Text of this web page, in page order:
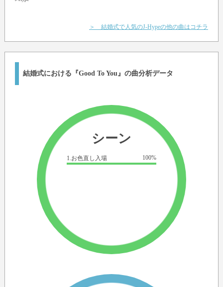
＞ 結婚式で人気のJ-Hypeの他の曲はコチラ
結婚式における『Good To You』の曲分析データ
シーン
1.お色直し入場 100%